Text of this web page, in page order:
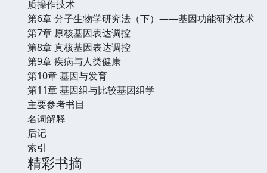
质操作技术
第6章 分子生物学研究法（下）——基因功能研究技术
第7章 原核基因表达调控
第8章 真核基因表达调控
第9章 疾病与人类健康
第10章 基因与发育
第11章 基因组与比较基因组学
主要参考书目
名词解释
后记
索引
精彩书摘